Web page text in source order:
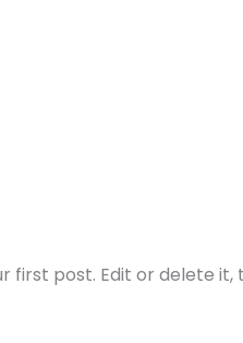
first post. Edit or delete